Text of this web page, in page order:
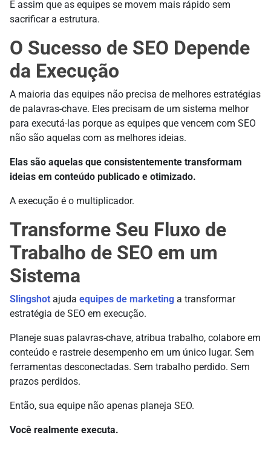
É assim que as equipes se movem mais rápido sem
sacrificar a estrutura.
O Sucesso de SEO Depende
da Execução
A maioria das equipes não precisa de melhores estratégias
de palavras-chave. Eles precisam de um sistema melhor
para executá-las porque as equipes que vencem com SEO
não são aquelas com as melhores ideias.
Elas são aquelas que consistentemente transformam
ideias em conteúdo publicado e otimizado.
A execução é o multiplicador.
Transforme Seu Fluxo de
Trabalho de SEO em um
Sistema
Slingshot ajuda equipes de marketing a transformar
estratégia de SEO em execução.
Planeje suas palavras-chave, atribua trabalho, colabore em
conteúdo e rastreie desempenho em um único lugar. Sem
ferramentas desconectadas. Sem trabalho perdido. Sem
prazos perdidos.
Então, sua equipe não apenas planeja SEO.
Você realmente executa.